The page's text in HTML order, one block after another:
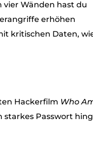
vier Wänden hast du
erhöhen
kritischen Daten,
Hackerfilm Who
Passwort